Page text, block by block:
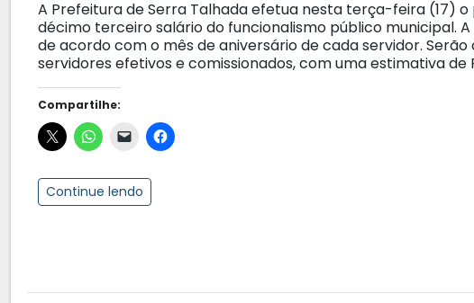
A Prefeitura de Serra Talhada efetua nesta terça-feira (17)
décimo terceiro salário do funcionalismo público municipal.
de acordo com o mês de aniversário de cada servidor.
servidores efetivos e comissionados, com uma estimativa de
Compartilhe:
Continue lendo